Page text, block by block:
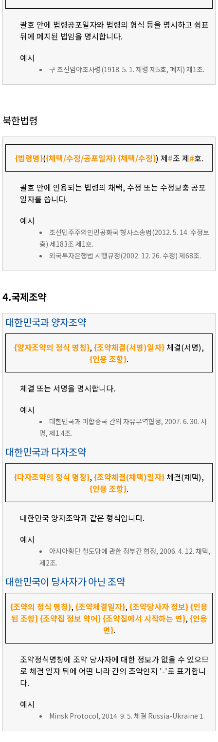
괄호 안에 법령공포일자와 법령의 형식 등을 명시하고 쉼표
뒤에 폐지된 법임을 명시합니다.
예시
구 조선임야조사령(1918. 5. 1. 제령 제5호, 폐지) 제1조.
북한법령
{법령명}({채택/수정/공포일자}{채택/수정}) 제#조 제#호.
괄호 안에 인용되는 법령의 채택, 수정 또는 수정보충 공포
일자를 씁니다.
예시
조선민주주의인민공화국 형사소송법(2012. 5. 14. 수정보
충) 제183조 제1호.
외국투자은행법 시행규정(2002. 12. 26. 수정) 제68조.
4.국제조약
대한민국과 양자조약
{양자조약의 정식 명칭},{조약체결(서명)일자} 체결(서명),
{인용 조항}.
체결 또는 서명을 명시합니다.
예시
대한민국과 미합중국 간의 자유무역협정, 2007. 6. 30. 서
명, 제1.4조.
대한민국과 다자조약
{다자조약의 정식 명칭},{조약체결(채택)일자} 체결(채택),
{인용 조항}.
대한민국 양자조약과 같은 형식입니다.
예시
아시아횡단 철도망에 관한 정부간 협정, 2006. 4. 12. 채택,
제2조.
대한민국이 당사자가 아닌 조약
{조약의 정식 명칭},{조약체결일자},{조약당사자 정보}{인용
된 조항}{조약집 정보 약어}{조약집에서 시작하는 면},{인용
면}.
조약정식명칭에 조약 당사자에 대한 정보가 없을 수 있으므
로 체결 일자 뒤에 어떤 나라 간의 조약인지 '-'로 표기합니
다.
예시
Minsk Protocol, 2014. 9. 5. 체결 Russia-Ukraine 1.